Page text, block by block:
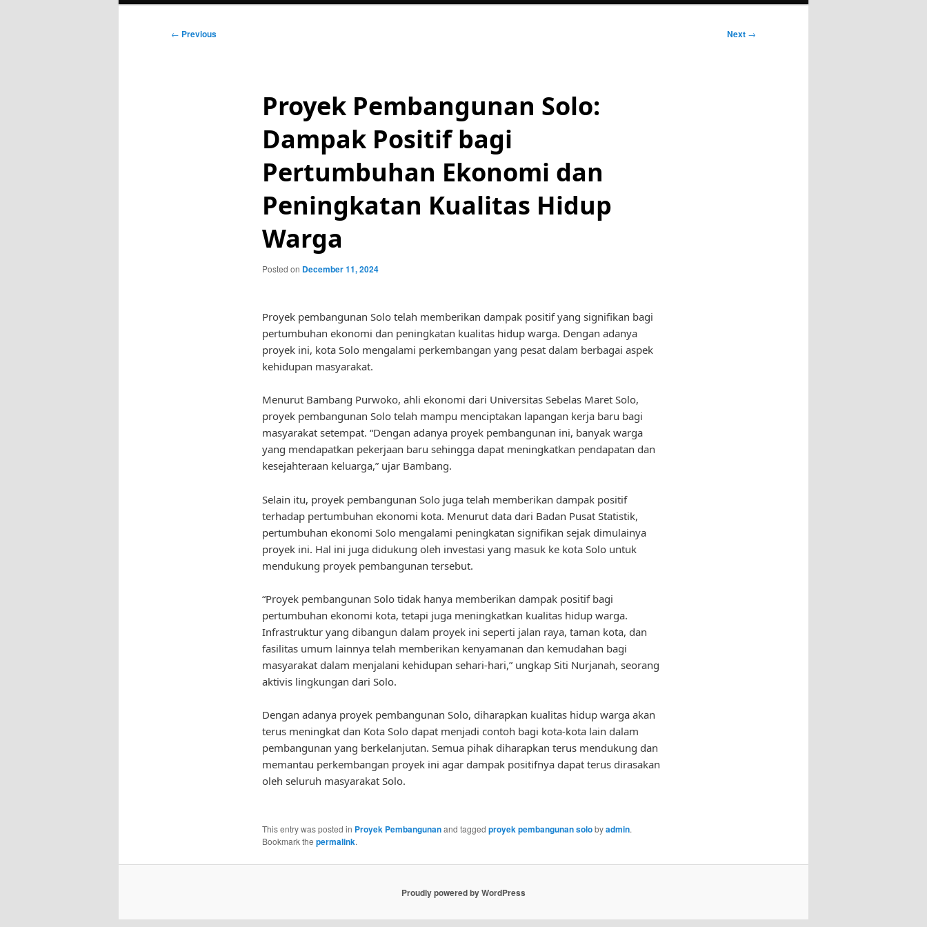
Post
← Previous Next →
Proyek Pembangunan Solo:
Dampak Positif bagi
Pertumbuhan Ekonomi dan
Peningkatan Kualitas Hidup
Warga
Posted on December 11, 2024
Proyek pembangunan Solo telah memberikan dampak positif yang signifikan bagi
pertumbuhan ekonomi dan peningkatan kualitas hidup warga. Dengan adanya
proyek ini, kota Solo mengalami perkembangan yang pesat dalam berbagai aspek
kehidupan masyarakat.
Menurut Bambang Purwoko, ahli ekonomi dari Universitas Sebelas Maret Solo,
proyek pembangunan Solo telah mampu menciptakan lapangan kerja baru bagi
masyarakat setempat. “Dengan adanya proyek pembangunan ini, banyak warga
yang mendapatkan pekerjaan baru sehingga dapat meningkatkan pendapatan dan
kesejahteraan keluarga,” ujar Bambang.
Selain itu, proyek pembangunan Solo juga telah memberikan dampak positif
terhadap pertumbuhan ekonomi kota. Menurut data dari Badan Pusat Statistik,
pertumbuhan ekonomi Solo mengalami peningkatan signifikan sejak dimulainya
proyek ini. Hal ini juga didukung oleh investasi yang masuk ke kota Solo untuk
mendukung proyek pembangunan tersebut.
“Proyek pembangunan Solo tidak hanya memberikan dampak positif bagi
pertumbuhan ekonomi kota, tetapi juga meningkatkan kualitas hidup warga.
Infrastruktur yang dibangun dalam proyek ini seperti jalan raya, taman kota, dan
fasilitas umum lainnya telah memberikan kenyamanan dan kemudahan bagi
masyarakat dalam menjalani kehidupan sehari-hari,” ungkap Siti Nurjanah, seorang
aktivis lingkungan dari Solo.
Dengan adanya proyek pembangunan Solo, diharapkan kualitas hidup warga akan
terus meningkat dan Kota Solo dapat menjadi contoh bagi kota-kota lain dalam
pembangunan yang berkelanjutan. Semua pihak diharapkan terus mendukung dan
memantau perkembangan proyek ini agar dampak positifnya dapat terus dirasakan
oleh seluruh masyarakat Solo.
This entry was posted in Proyek Pembangunanand tagged proyek pembangunan solobyadmin.
Bookmark the permalink.
Proudly powered by WordPress